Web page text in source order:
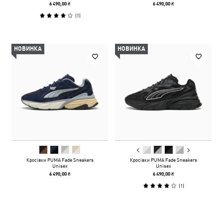
6 490,00 ₴
(1)
6 490,00 ₴
НОВИНКА
Кросівки PUMA Fade Sneakers
Unisex
6 490,00 ₴
НОВИНКА
Кросівки PUMA Fade Sneakers
Unisex
6 490,00 ₴
(1)